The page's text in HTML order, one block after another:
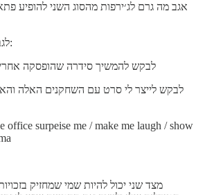
אגב מה גרם לג׳ירפות מהסוג השני להופיע
לגבי נטפליקס. ביום שאוכל:
1. לבקש להמשיך סידרה שהופסקה אחרי 5 עונות לעונה
office surpeise me / make me laugh / show
מצד שני יכול להיות שמי שמחזיק